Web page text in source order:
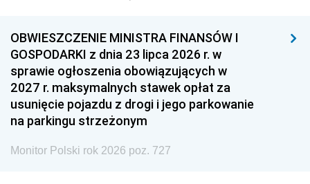
OBWIESZCZENIE MINISTRA FINANSÓW I
GOSPODARKI z dnia 23 lipca 2026 r. w
sprawie ogłoszenia obowiązujących w
2027 r. maksymalnych stawek opłat za
usunięcie pojazdu z drogi i jego parkowanie
na parkingu strzeżonym
Monitor Polski rok 2026 poz. 727